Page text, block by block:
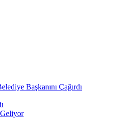
Başkanını Çağırdı